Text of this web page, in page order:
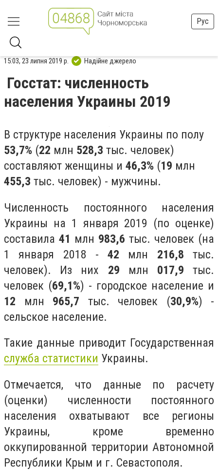
Рус
15:03, 23 липня 2019 р. Надійне джерело
​Госстат: численность
населения Украины 2019
В структуре населения Украины по полу
53,7% (22 млн 528,3 тыс. человек)
составляют женщины и 46,3% (19 млн
455,3 тыс. человек) - мужчины.
Численность постоянного населения
Украины на 1 января 2019 (по оценке)
составила 41 млн 983,6 тыс. человек (на
1 января 2018 -42 млн 216,8 тыс.
человек). Из них 29 млн 017,9 тыс.
человек (69,1%) - городское население и
12 млн 965,7 тыс. человек (30,9%) -
сельское население.
Такие данные приводит Государственная
служба статистики Украины.
Отмечается, что данные по расчету
(оценки) численности постоянного
населения охватывают все регионы
Украины, кроме временно
оккупированной территории Автономной
Республики Крым и г. Севастополя.